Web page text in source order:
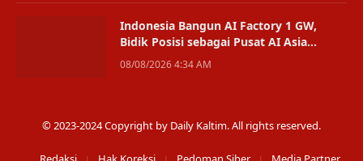
Indonesia Bangun AI Factory 1 GW,
Bidik Posisi sebagai Pusat AI Asia
Tenggara
08/08/2026 4:34 AM
© 2023-2024 Copyright by Daily Kaltim. All rights reserved.